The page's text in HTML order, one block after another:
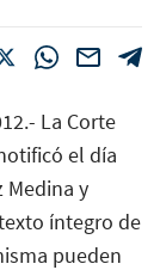
La Corte
el día
Medina y
íntegro de
pueden